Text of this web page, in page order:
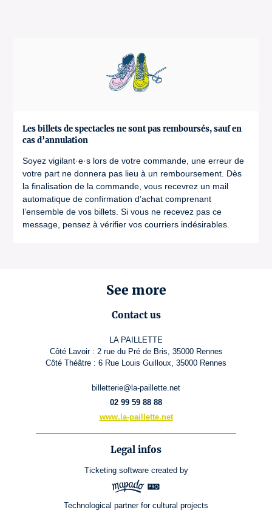
Les billets de spectacles ne sont pas remboursés, sauf en
cas d’annulation
Soyez vigilant·e·s lors de votre commande, une erreur de
votre part ne donnera pas lieu à un remboursement. Dès
la finalisation de la commande, vous recevrez un mail
automatique de confirmation d’achat comprenant
l’ensemble de vos billets. Si vous ne recevez pas ce
message, pensez à vérifier vos courriers indésirables.
See more
Contact us
LA PAILLETTE
Côté Lavoir : 2 rue du Pré de Bris, 35000 Rennes
Côté Théâtre : 6 Rue Louis Guilloux, 35000 Rennes
billetterie@la-paillette.net
02 99 59 88 88
www.la-paillette.net
Legal infos
Ticketing software created by
Technological partner for cultural projects